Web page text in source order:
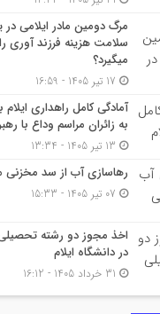
مرگ دومین مادر ایلامی در
سلامت هزینه فرزند آوری
میگیرد؟
آمادگی کامل راهداری
به زائران مراسم وداع با
رهاسازی آب از سد مخزنی
اخذ مجوز دو رشته
در دانشگاه ایلام